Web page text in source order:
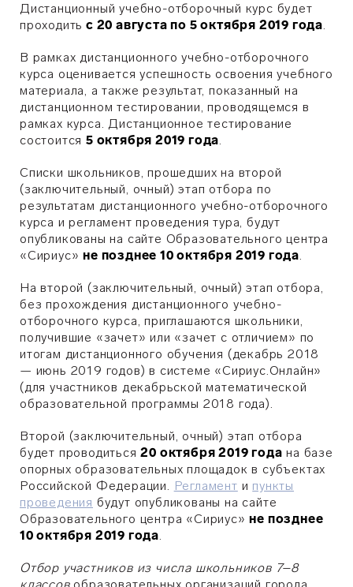
Дистанционный учебно-отборочный курс будет
проходить с 20 августа по 5 октября 2019 года.
В рамках дистанционного учебно-отборочного
курса оценивается успешность освоения учебного
материала, а также результат, показанный на
дистанционном тестировании, проводящемся в
рамках курса. Дистанционное тестирование
состоится5 октября 2019 года.
Списки школьников, прошедших на второй
(заключительный, очный) этап отбора по
результатам дистанционного учебно-отборочного
курса и регламент проведения тура, будут
опубликованы на сайте Образовательного центра
«Сириус»не позднее 10 октября 2019 года.
На второй (заключительный, очный) этап отбора,
без прохождения дистанционного учебно-
отборочного курса, приглашаются школьники,
получившие «зачет» или «зачет с отличием» по
итогам дистанционного обучения (декабрь 2018
— июнь 2019 годов) в системе «Сириус.Онлайн»
(для участников декабрьской математической
образовательной программы 2018 года).
Второй (заключительный, очный) этап отбора
будет проводиться20 октября 2019 года на базе
опорных образовательных площадок в субъектах
Российской Федерации. Регламент и пункты
проведения будут опубликованы на сайте
Образовательного центра «Сириус»не позднее
10 октября 2019 года.
Отбор участников из числа школьников 7–8